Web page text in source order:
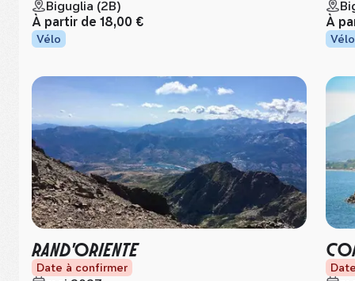
Biguglia (2B)
À partir de 18,00 €
Vélo
À
Vélo
RAND'ORIENTE
Date à confirmer